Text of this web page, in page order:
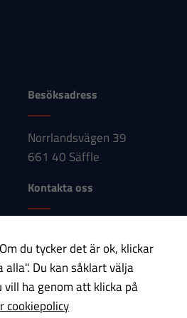
Besöksadress
Norrlandsvägen 39
661 40 Säffle
Kontakta oss
E-post:
info@paab.com
du tycker det är ok, klickar
alla". Du kan såklart välja
ha genom att klicka på
cookiepolicy
Upplevelse
hemsida ska
prestera så
möjligt under
dessa
cookies
kommer viss
funktionalitet